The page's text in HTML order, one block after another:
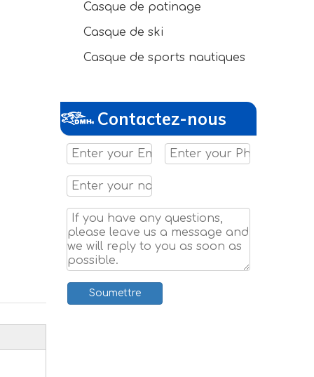
Casque de patinage
Casque de ski
Casque de sports nautiques
Contactez-nous
Soumettre